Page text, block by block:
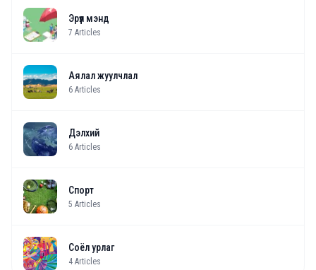
Эрүүл мэнд
7 Articles
Аялал жуулчлал
6 Articles
Дэлхий
6 Articles
Спорт
5 Articles
Соёл урлаг
4 Articles